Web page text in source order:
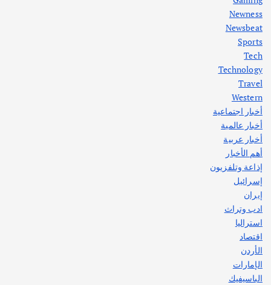
أهم الأخبار
اختتام ورشة السينوغرافيا في مدينة كلباء الاماراتية
أغسطس 3, 2026
Newness
Newsbeat
Sports
Tech
Technology
Travel
Western
أخبار اجتماعية
أخبار عالمية
أخبار عربية
أهم الأخبار
إذاعة وتلفزيون
إسرائيل
إيران
ادب وتراث
استراليا
اقتصاد
الأردن
الإمارات
الباسيفيك